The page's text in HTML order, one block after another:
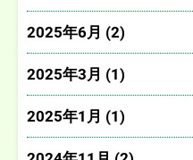
2025年6月 (2)
2025年3月 (1)
2025年1月 (1)